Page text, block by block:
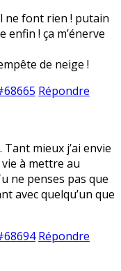
ne font rien ! putain
! ça m’énerve
de neige !
Répondre
mieux j’ai envie
à mettre au
ne penses pas que
avec quelqu’un que
Répondre